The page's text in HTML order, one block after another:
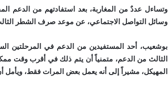
وتساءل عددٌ من المغاربة، بعد استفادتهم من الدعم
وسائل التواصل الاجتماعي، عن موعد صرف الشطر
بوشعيب، أحد المستفيدين من الدعم في المرحلتين
الثالث من الدعم، متمنياً أن يتم ذلك في أقرب وقت
المهيكل، مشيراً إلى أنه يعمل بعض المرات فقط، ويأمل